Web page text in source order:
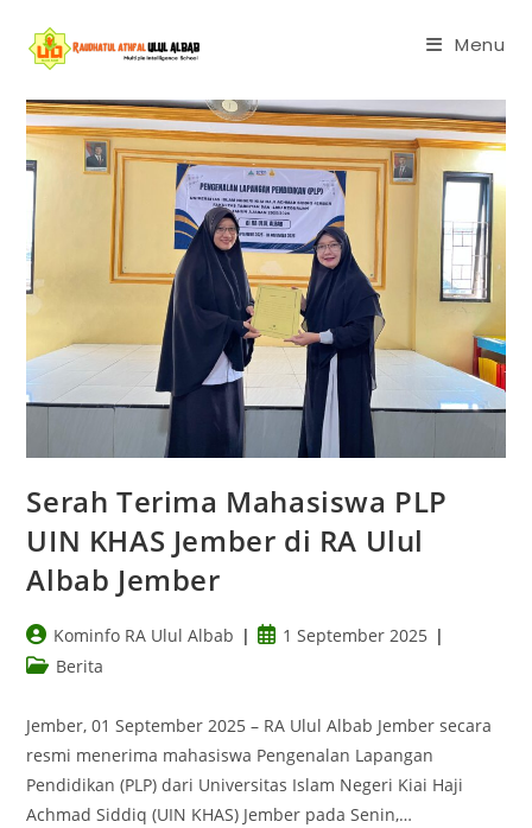
Menu
Serah Terima Mahasiswa PLP
UIN KHAS Jember di RA Ulul
Albab Jember
Kominfo RA Ulul Albab
1 September 2025
Berita
Jember, 01 September 2025 – RA Ulul Albab Jember secara
resmi menerima mahasiswa Pengenalan Lapangan
Pendidikan (PLP) dari Universitas Islam Negeri Kiai Haji
Achmad Siddiq (UIN KHAS) Jember pada Senin,…